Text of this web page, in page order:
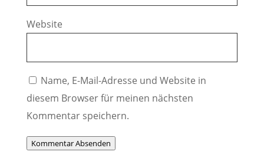
Website
Name, E-Mail-Adresse und Website in
diesem Browser für meinen nächsten
Kommentar speichern.
Kommentar Absenden